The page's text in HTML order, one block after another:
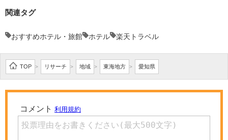
関連タグ
おすすめホテル・旅館 ホテル 楽天トラベル
TOP > リサーチ > 地域 > 東海地方 > 愛知県